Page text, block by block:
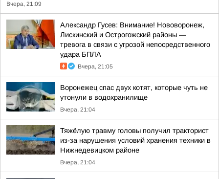
Вчера, 21:09
Александр Гусев: Внимание! Нововоронеж,
Лискинский и Острогожский районы —
тревога в связи с угрозой непосредственного
удара БПЛА
Вчера, 21:05
Воронежец спас двух котят, которые чуть не
утонули в водохранилище
Вчера, 21:04
Тяжёлую травму головы получил тракторист
из-за нарушения условий хранения техники в
Нижнедевицком районе
Вчера, 21:04